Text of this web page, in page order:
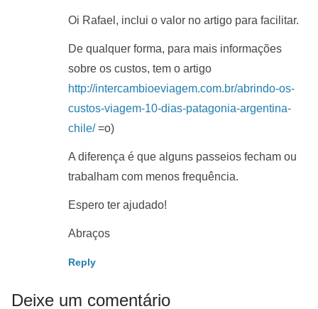
Oi Rafael, inclui o valor no artigo para facilitar.
De qualquer forma, para mais informações
sobre os custos, tem o artigo
http://intercambioeviagem.com.br/abrindo-os-
custos-viagem-10-dias-patagonia-argentina-
chile/=o)
A diferença é que alguns passeios fecham ou
trabalham com menos frequência.
Espero ter ajudado!
Abraços
Reply
Deixe um comentário